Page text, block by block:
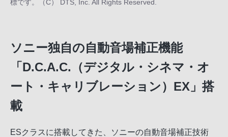
標です。（C） DTS, Inc. All Rights Reserved.
ソニー独自の自動音場補正機能
「D.C.A.C.（デジタル・シネマ・オ
ート・キャリブレーション）EX」搭
載
ESクラスに搭載してきた、ソニーの自動音場補正技術